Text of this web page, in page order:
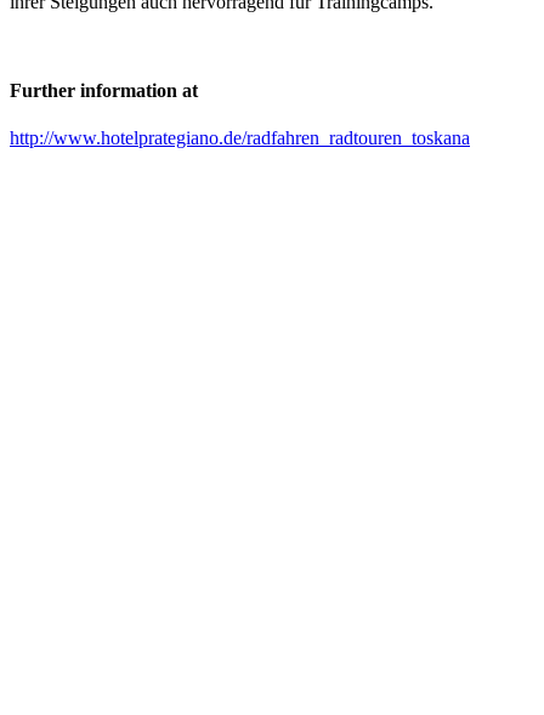
Further information at
http://www.hotelprategiano.de/radfahren_radtouren_toskana